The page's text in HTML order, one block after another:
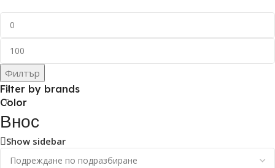
Филтър
Filter by brands
Color
Внос
Show sidebar